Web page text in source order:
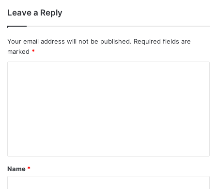
Leave a Reply
Your email address will not be published. Required fields are
marked *
t
*
Name *